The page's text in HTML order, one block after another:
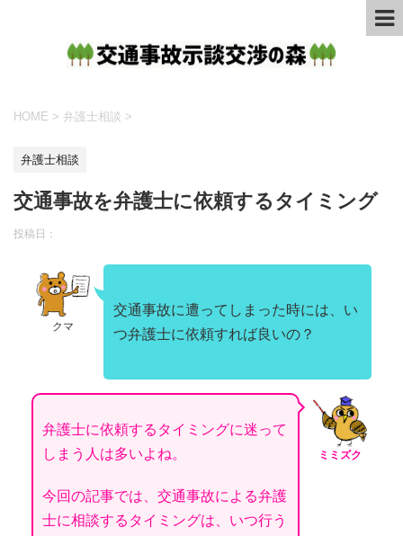
HOME > 弁護士相談 >
弁護士相談
交通事故を弁護士に依頼するタイミング
投稿日：
クマ
交通事故に遭ってしまった時には、い
つ弁護士に依頼すれば良いの？
ミミズク
弁護士に依頼するタイミングに迷って
しまう人は多いよね。
今回の記事では、交通事故による弁護
士に相談するタイミングは、いつ行う